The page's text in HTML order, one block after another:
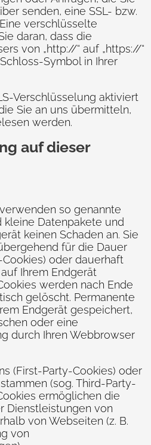
senden, eine SSL- bzw.
verschlüsselte
daran, dass die
von „http://“ auf „https://“
Symbol in Ihrer
Verschlüsselung aktiviert
Sie an uns übermitteln,
werden.
auf dieser
so genannte
kleine Datenpakete und
keinen Schaden an. Sie
für die Dauer
oder dauerhaft
Ihrem Endgerät
werden nach Ende
gelöscht. Permanente
Endgerät gespeichert,
oder eine
durch Ihren Webbrowser
(First-Party-Cookies) oder
(sog. Third-Party-
ermöglichen die
Dienstleistungen von
von Webseiten (z. B.
von